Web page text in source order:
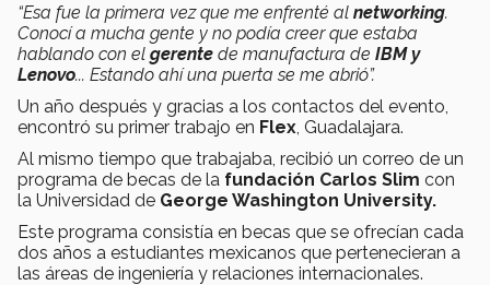
“Esa fue la primera vez que me enfrenté al networking.
Conocí a mucha gente y no podía creer que estaba
hablando con el gerente de manufactura de IBM y
Lenovo... Estando ahí una puerta se me abrió”.
Un año después y gracias a los contactos del evento,
encontró su primer trabajo en Flex , Guadalajara.
Al mismo tiempo que trabajaba, recibió un correo de un
programa de becas de la fundación Carlos Slim con
la Universidad de George Washington University.
Este programa consistía en becas que se ofrecían cada
dos años a estudiantes mexicanos que pertenecieran a
las áreas de ingeniería y relaciones internacionales.